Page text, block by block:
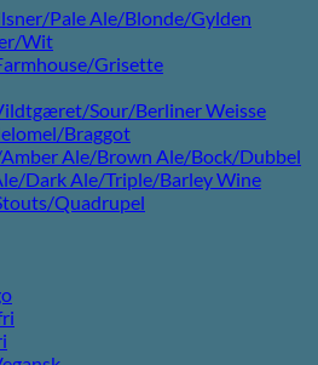
Pale Ale/Blonde/Gylden
Wit
Grisette
Sour/Berliner Weisse
Braggot
Amber Ale/Brown Ale/Bock/Dubbel
Dark Ale/Triple/Barley Wine
Quadrupel